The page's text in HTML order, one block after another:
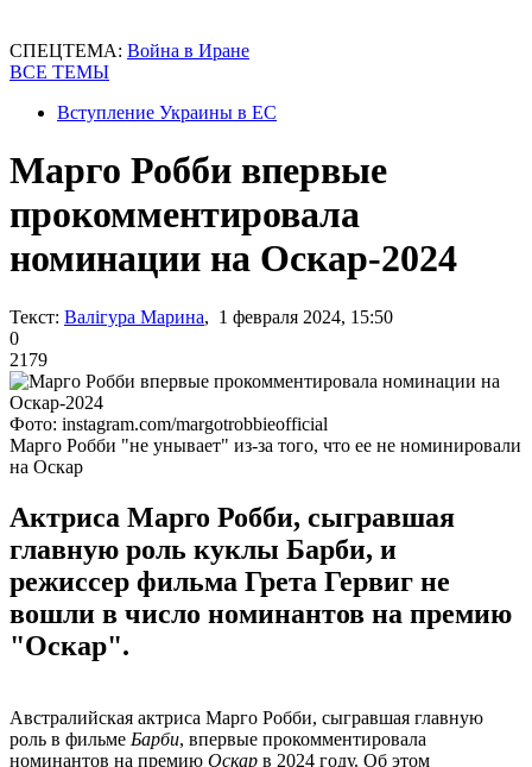
СПЕЦТЕМА: Война в Иране
ВСЕ ТЕМЫ
Вступление Украины в ЕС
Марго Робби впервые
прокомментировала
номинации на Оскар-2024
Текст: Валігура Марина, 1 февраля 2024, 15:50
0
2179
Фото: instagram.com/margotrobbieofficial
Марго Робби "не унывает" из-за того, что ее не номинировали
на Оскар
Актриса Марго Робби, сыгравшая
главную роль куклы Барби, и
режиссер фильма Грета Гервиг не
вошли в число номинантов на премию
"Оскар".
Австралийская актриса Марго Робби, сыгравшая главную
роль в фильме Барби, впервые прокомментировала
номинантов на премию Оскар в 2024 году. Об этом